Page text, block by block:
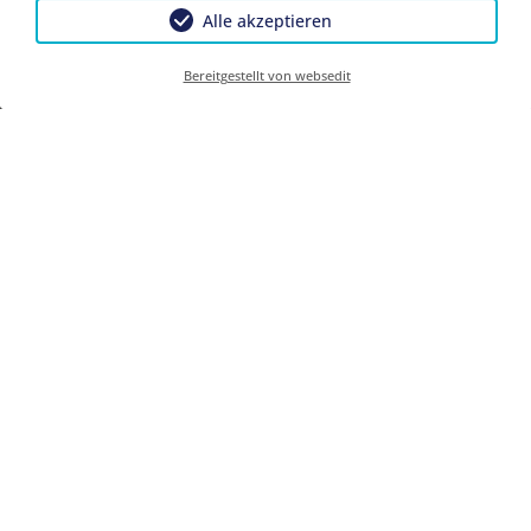
Alle akzeptieren
Bereitgestellt von websedit